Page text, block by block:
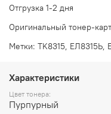
Отгрузка 1-2 дня
Оригинальный тонер-
Метки: TK8315, ЕЛ8315Ь,
Характеристики
Цвет тонера:
Пурпурный